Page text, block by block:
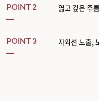
목동점
POINT 2 엷고 깊은 주
POINT 3 자외선 노출,